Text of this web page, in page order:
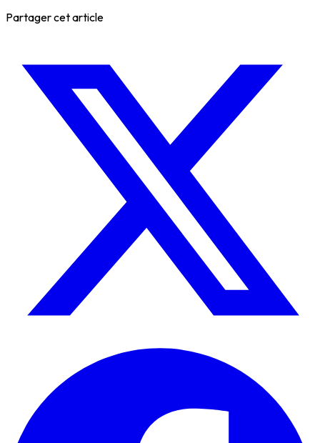
Partager cet article